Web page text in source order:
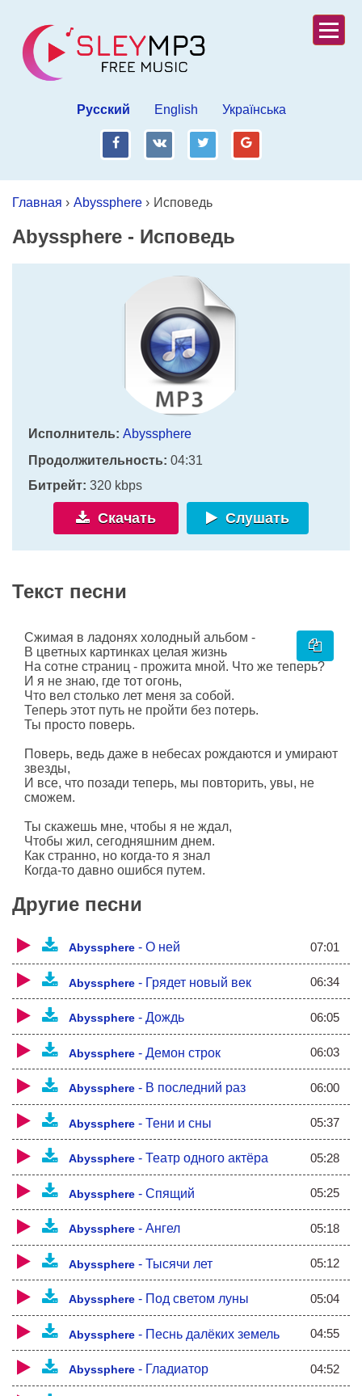
Русский English Українська
fb vk tw gp
Главная › Abyssphere › Исповедь
Abyssphere - Исповедь
Исполнитель: Abyssphere
Продолжительность: 04:31
Битрейт: 320 kbps
Скачать Слушать
Текст песни
Сжимая в ладонях холодный альбом -
В цветных картинках целая жизнь
На сотне страниц - прожита мной. Что же теперь?
И я не знаю, где тот огонь,
Что вел столько лет меня за собой.
Теперь этот путь не пройти без потерь.
Ты просто поверь.
Поверь, ведь даже в небесах рождаются и умирают
звезды,
И все, что позади теперь, мы повторить, увы, не
сможем.
Ты скажешь мне, чтобы я не ждал,
Чтобы жил, сегодняшним днем.
Как странно, но когда-то я знал
Когда-то давно ошибся путем.
Мы тем, кто мы есть
А не те, кем хотим быть
Такова плата за попытку обмануть самого себя
Глаза открываются медленно
Словно заговор, сердца и разума.
Тяжело смотреть в прошлое
И видеть как много было упущено...
Ты скажешь мне, чтобы я не ждал,
Чтобы жил сегодняшним днем.
Оставь попытки (надежды), и все, о чем мечтал,
И прошлое оставим в прошлом.
Поверь, ведь даже в небесах,
Рождаются и умирают звезды.
И все, что позади теперь
Мы повторить уже не сможем.
Другие песни
Abyssphere - О ней 07:01
Abyssphere - Грядет новый век 06:34
Abyssphere - Дождь 06:05
Abyssphere - Демон строк 06:03
Abyssphere - В последний раз 06:00
Abyssphere - Тени и сны 05:37
Abyssphere - Театр одного актёра 05:28
Abyssphere - Спящий 05:25
Abyssphere - Ангел 05:18
Abyssphere - Тысячи лет 05:12
Abyssphere - Под светом луны 05:04
Abyssphere - Песнь далёких земель 04:55
Abyssphere - Гладиатор 04:52